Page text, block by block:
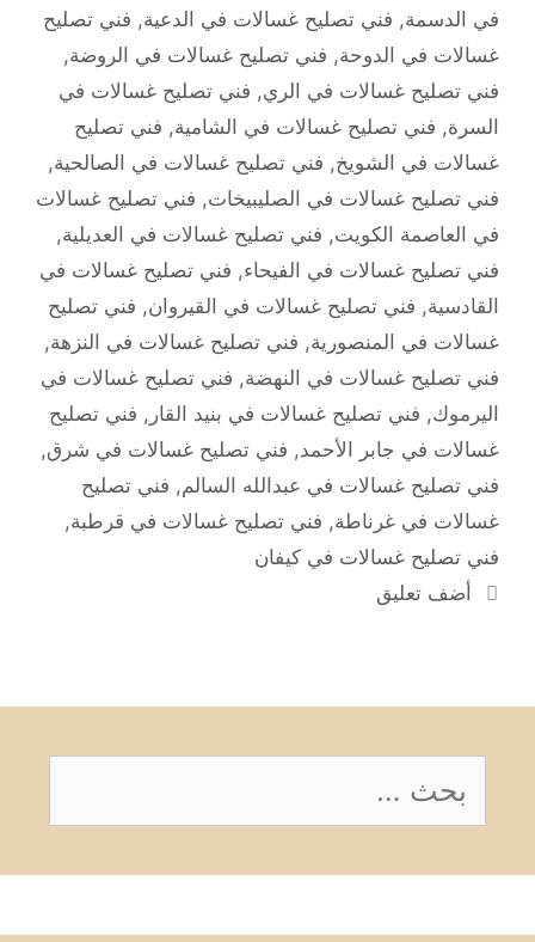
في الدسمة, فني تصليح غسالات في الدعية, فني تصليح
غسالات في الدوحة, فني تصليح غسالات في الروضة,
فني تصليح غسالات في الري, فني تصليح غسالات في
السرة, فني تصليح غسالات في الشامية, فني تصليح
غسالات في الشويخ, فني تصليح غسالات في الصالحية,
فني تصليح غسالات في الصليبيخات, فني تصليح غسالات
في العاصمة الكويت, فني تصليح غسالات في العديلية,
فني تصليح غسالات في الفيحاء, فني تصليح غسالات في
القادسية, فني تصليح غسالات في القيروان, فني تصليح
غسالات في المنصورية, فني تصليح غسالات في النزهة,
فني تصليح غسالات في النهضة, فني تصليح غسالات في
اليرموك, فني تصليح غسالات في بنيد القار , فني تصليح
غسالات في جابر الأحمد, فني تصليح غسالات في شرق,
فني تصليح غسالات في عبدالله السالم, فني تصليح
غسالات في غرناطة, فني تصليح غسالات في قرطبة,
فني تصليح غسالات في كيفان
أضف تعليق
عن: